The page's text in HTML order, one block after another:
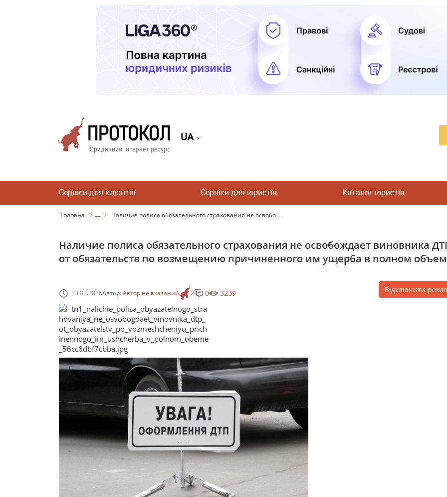
UA
Сервіси для клієнтів Сервіси для юристів Каталог юристів
Головна ... Наличие полиса обязательного страхования не освобо...
Наличие полиса обязательного страхования не освобождает виновника
от обязательств по возмещению причиненного им ущерба в полном
23.02.2016Автор:Автор не вказаний 2 0 3239 Відключити